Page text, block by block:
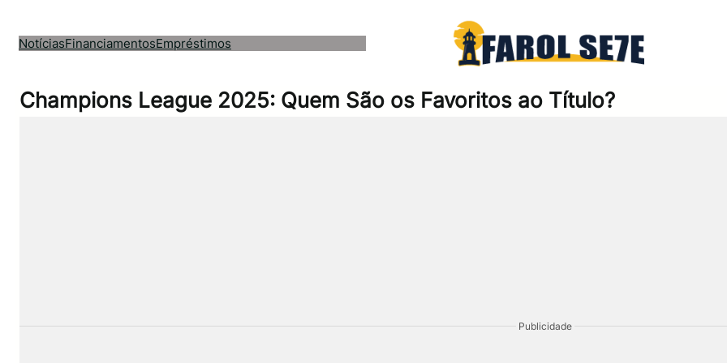
NotíciasFinanciamentosEmpréstimos
Champions League 2025: Quem São os Favoritos ao Título?
Publicidade